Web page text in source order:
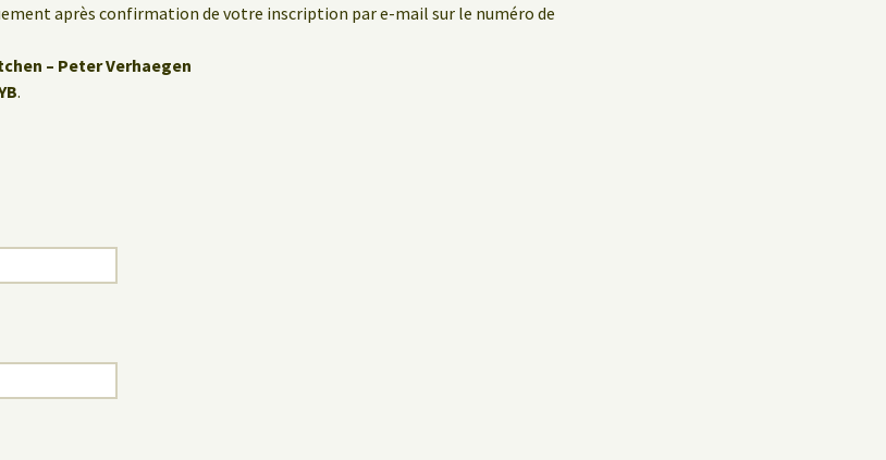
après confirmation de votre inscription par e-mail sur le numéro de
– Peter Verhaegen
.